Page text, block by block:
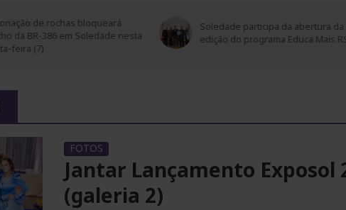
nesta
Soledade participa da abertura da 2ª
edição do programa Educa Mais RS
FOTOS
Jantar Lançamento Exposol
(galeria 2)